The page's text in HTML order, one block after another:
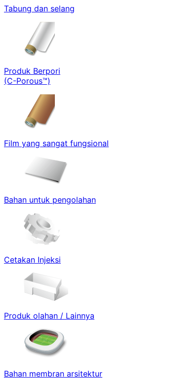
Tabung dan selang
Produk Berpori
(C-Porous™)
Film yang sangat fungsional
Bahan untuk pengolahan
Cetakan Injeksi
Produk olahan / Lainnya
Bahan membran arsitektur